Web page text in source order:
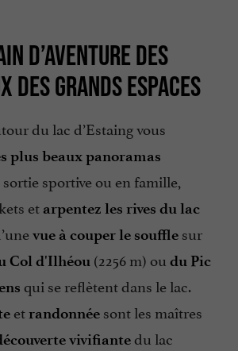
D’AVENTURE DES
DES GRANDS ESPACES
du lac d’Estaing vous
plus beaux panoramas
sortie sportive ou en famille,
et arpentez les rives du lac
vue à couper le souffle sur
Col d'Ilhéou (2256 m) ou du Pic
qui se reflètent dans le lac.
et randonnée sont les maîtres
vivifiantedu lac